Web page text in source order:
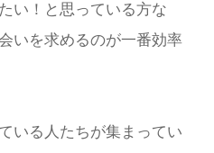
い！と思っている方な
いを求めるのが一番効率
いる人たちが集まってい